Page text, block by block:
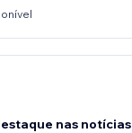
nas notícias